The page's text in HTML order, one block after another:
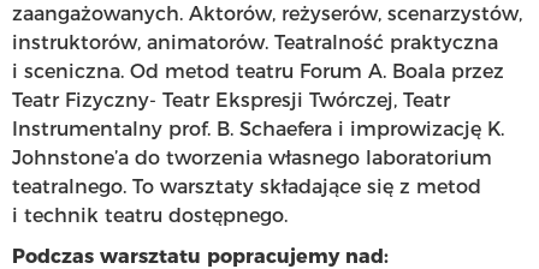
zaangażowanych. Aktorów, reżyserów, scenarzystów,
instruktorów, animatorów. Teatralność praktyczna
i sceniczna. Od metod teatru Forum A. Boala przez
Teatr Fizyczny- Teatr Ekspresji Twórczej, Teatr
Instrumentalny prof. B. Schaefera i improwizację K.
Johnstone’a do tworzenia własnego laboratorium
teatralnego. To warsztaty składające się z metod
i technik teatru dostępnego.
Podczas warsztatu popracujemy nad: